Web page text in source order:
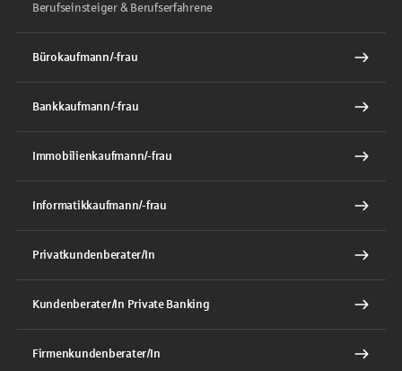
Berufseinsteiger & Berufserfahrene
Bürokaufmann/-frau
Bankkaufmann/-frau
Immobilienkaufmann/-frau
Informatikkaufmann/-frau
Privatkundenberater/In
Kundenberater/In Private Banking
Firmenkundenberater/In